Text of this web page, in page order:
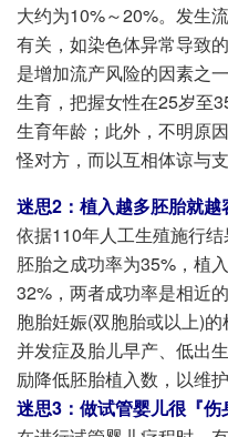
大约为10%～20%。发生
有关，如染色体异常导致
是增加流产风险的因素之
生育，把握女性在25岁至
生育年龄；此外，不明原
怪对方，而以互相体谅与支
迷思2：植入越多胚胎就越
依据110年人工生殖施行
胚胎之成功率为35%，植
32%，两者成功率是相近
胞胎妊娠(双胞胎或以上)
并发症及胎儿早产、低出
励降低胚胎植入数，以维护
迷思3：做试管婴儿很『伤